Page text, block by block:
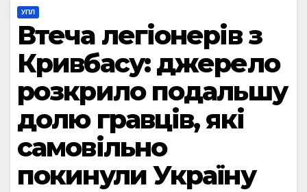
УПЛ
Втеча легіонерів з
Кривбасу: джерело
розкрило подальшу
долю гравців, які
самовільно
покинули Україну